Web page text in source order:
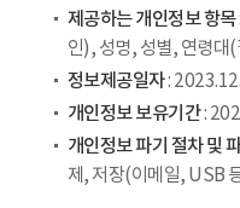
제공하는 개인정보 항목
인), 성명, 성별, 연령대
정보제공일자:
개인정보 보유기간:
개인정보 파기 절차 및
제, 저장(이메일, USB